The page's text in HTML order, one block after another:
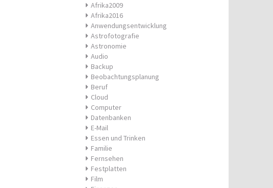
Afrika2009
Afrika2016
Anwendungsentwicklung
Astrofotografie
Astronomie
Audio
Backup
Beobachtungsplanung
Beruf
Cloud
Computer
Datenbanken
E-Mail
Essen und Trinken
Familie
Fernsehen
Festplatten
Film